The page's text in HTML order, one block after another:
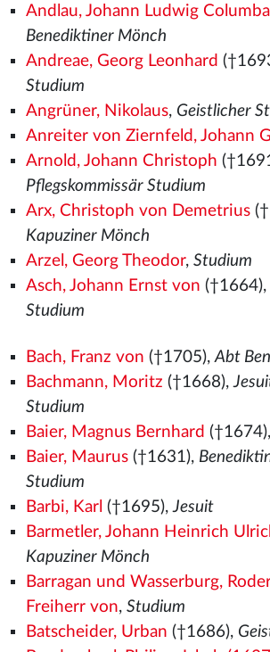
Andlau, Johann Ludwig
Benediktiner Mönch
Andreae, Georg Leonhard
Studium
Angrüner, Nikolaus, Geistlicher
Anreiter von Ziernfeld, Johann
Arnold, Johann Christoph
Pflegskommissär Studium
Arx, Christoph von Demetrius
Kapuziner Mönch
Arzel, Georg Theodor, Studium
Asch, Johann Ernst von (†1664),
Studium
Bach, Franz von (†1705),Abt
Bachmann, Moritz (†1668),
Studium
Baier, Magnus Bernhard (†1674),
Baier, Maurus(†1631),
Studium
Barbi, Karl (†1695),Jesuit
Barmetler, Johann Heinrich
Kapuziner Mönch
Barragan und Wasserburg,
Freiherr von, Studium
Batscheider, Urban (†1686),